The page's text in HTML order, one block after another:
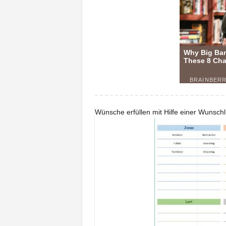
Wünsche erfüllen mit Hilfe einer